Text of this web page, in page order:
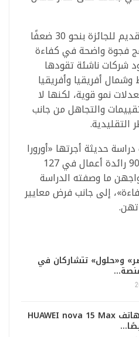
ومع ارتفاع عدد طلبات التقديم للجائزة بنحو 30 ضعفًا
البرنامج فجوة واضحة في كفاءة
شركات ناشئة تقودها
أفريقيا وأفريقيا
نمو قوية، لكنها لا
والتجاهل من جانب
التقليدية.
حديثة أجرتها «أورورا
فنتشرز» شملت أكثر من 900 رائدة أعمال في 127
ما وصفته الدراسة
إلى جانب فرض معايير
و«حلول» تتشاركان في
مزايا تجعل هاتف HUAWEI nova 15 Max